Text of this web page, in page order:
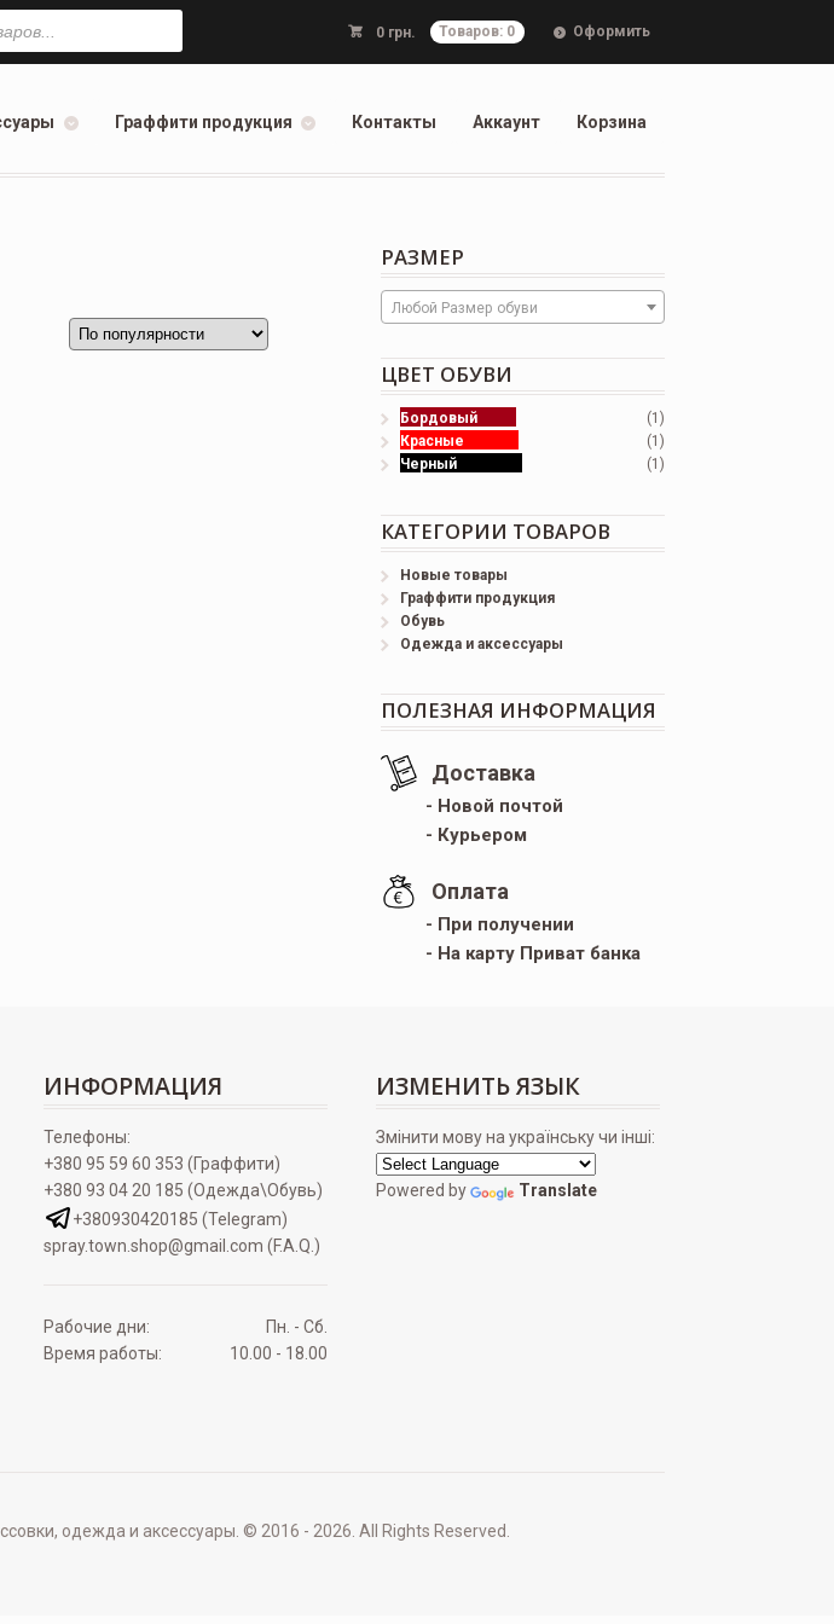
0 грн. Товаров: 0 Оформить
Граффити продукция Контакты Аккаунт Корзина
РАЗМЕР
Любой Размер обуви
ЦВЕТ ОБУВИ
Бордовый
(1)
Красные
(1)
Черный
(1)
КАТЕГОРИИ ТОВАРОВ
Новые товары
Граффити продукция
Обувь
Одежда и аксессуары
ПОЛЕЗНАЯ ИНФОРМАЦИЯ
Доставка
- Новой почтой
- Курьером
Оплата
- При получении
- На карту Приват банка
ИНФОРМАЦИЯ
Телефоны:
+380 95 59 60 353 (Граффити)
+380 93 04 20 185 (Одежда\Обувь)
+380930420185 (Telegram)
spray.town.shop@gmail.com (F.A.Q.)
Рабочие дни:
Пн. - Сб.
Время работы:
10.00 - 18.00
ИЗМЕНИТЬ ЯЗЫК
Змінити мову на українську чи інші:
Powered by Translate
одежда и аксессуары. © 2016 - 2026. All Rights Reserved.